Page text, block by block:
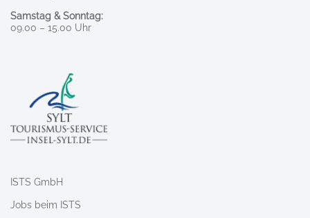
Samstag & Sonntag:
09.00 – 15.00 Uhr
ISTS GmbH
Jobs beim ISTS